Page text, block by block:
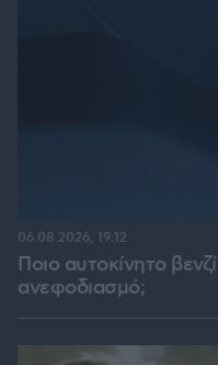
Ποιο αυτοκίνητο
ανεφοδιασμό;
06.08.2026, 19:12